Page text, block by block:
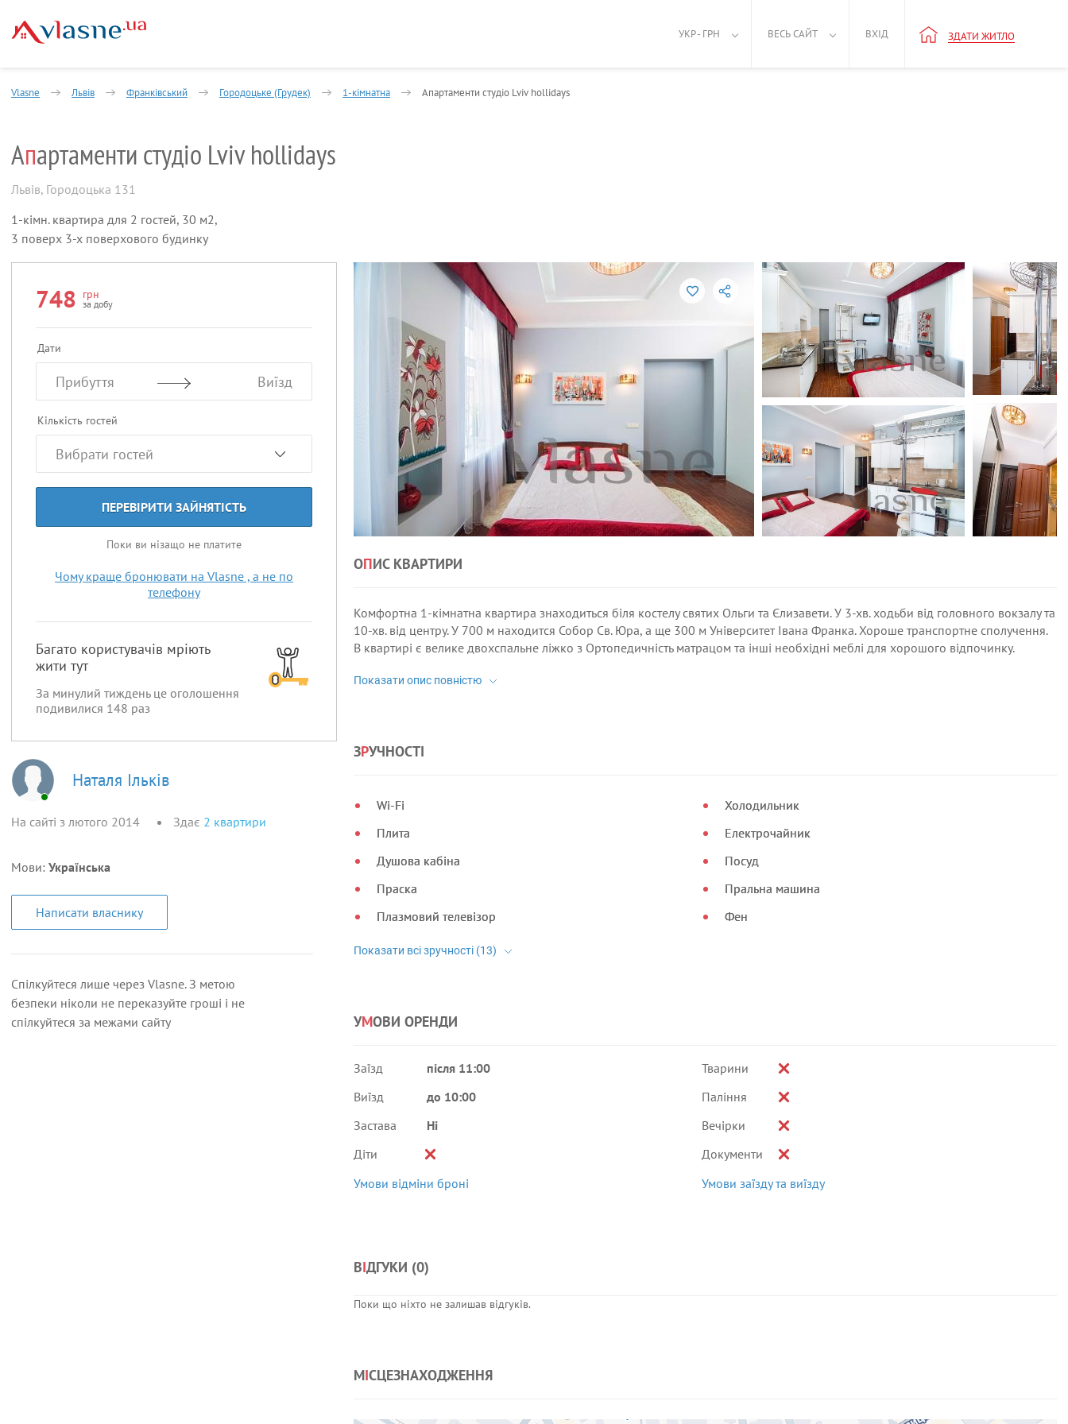
УКР - ГРН ВЕСЬ САЙТ ВХІД ЗДАТИ ЖИТЛО
Vlasne Львів Франківський Городоцьке (Грудек) 1-кімнатна Апартаменти студіо Lviv hollidays
Апартаменти студіо Lviv hollidays
Львів, Городоцька 131
1-кімн. квартира для 2 гостей, 30 м2,
3 поверх 3-х поверхового будинку
748 грн
за добу
Дати
Прибуття Виїзд
Кількість гостей
ПЕРЕВІРИТИ ЗАЙНЯТІСТЬ
Поки ви нізащо не платите
Чому краще бронювати на Vlasne , а не по
телефону
Багато користувачів мріють
жити тут
За минулий тиждень це оголошення
подивилися 148 раз
Наталя Ільків
На сайті з лютого 2014 Здає 2 квартири
Мови: Українська
Написати власнику
Спілкуйтеся лише через Vlasne. З метою
безпеки ніколи не переказуйте гроші і не
спілкуйтеся за межами сайту
ОПИС КВАРТИРИ
Комфортна 1-кімнатна квартира знаходиться біля костелу святих Ольги та Єлизавети. У 3-хв. ходьби від головного вокзалу та
10-хв. від центру. У 700 м находится Собор Св. Юра, а ще 300 м Університет Івана Франка. Хороше транспортне сполучення.
В квартирі є велике двохспальне ліжко з Ортопедичність матрацом та інші необхідні меблі для хорошого відпочинку.
ЗРУЧНОСТІ
Wi-Fi
Плита
Душова кабіна
Праска
Плазмовий телевізор
Холодильник
Електрочайник
Посуд
Пральна машина
Фен
УМОВИ ОРЕНДИ
Заїзд
після 11:00
Виїзд
до 10:00
Застава
Ні
Діти
Умови відміни броні
Тварини
Паління
Вечірки
Документи
Умови заїзду та виїзду
ВІДГУКИ (0)
Поки що ніхто не залишав відгуків.
МІСЦЕЗНАХОДЖЕННЯ